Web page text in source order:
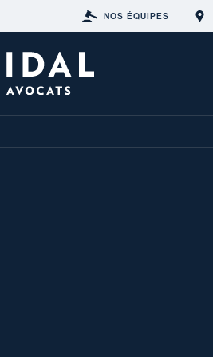
NOS ÉQUIPES